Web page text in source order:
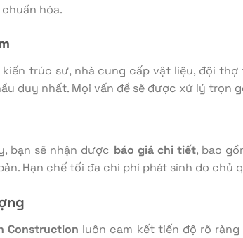
hóa.
trúc sư, nhà cung cấp vật liệu, đội
duy nhất. Mọi vấn đề sẽ được xử lý trọn
bạn sẽ nhận được báo giá chi tiết, bao
Hạn chế tối đa chi phí phát sinh do chủ
Construction luôn cam kết tiến độ rõ